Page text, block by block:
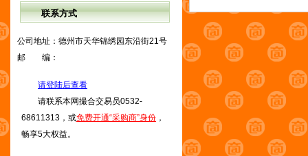
联系方式
公司地址： 德州市天华锦绣园东沿街21号
邮 编：
请登陆后查看
请联系本网撮合交易员0532-
68611313，或免费开通“采购商”身份 ，
畅享5大权益。